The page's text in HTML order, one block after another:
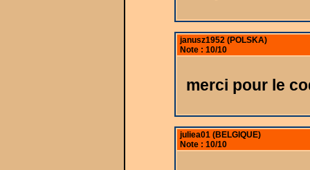
janusz1952 (POLSKA)
Note : 10/10
merci pour le
juliea01 (BELGIQUE)
Note : 10/10